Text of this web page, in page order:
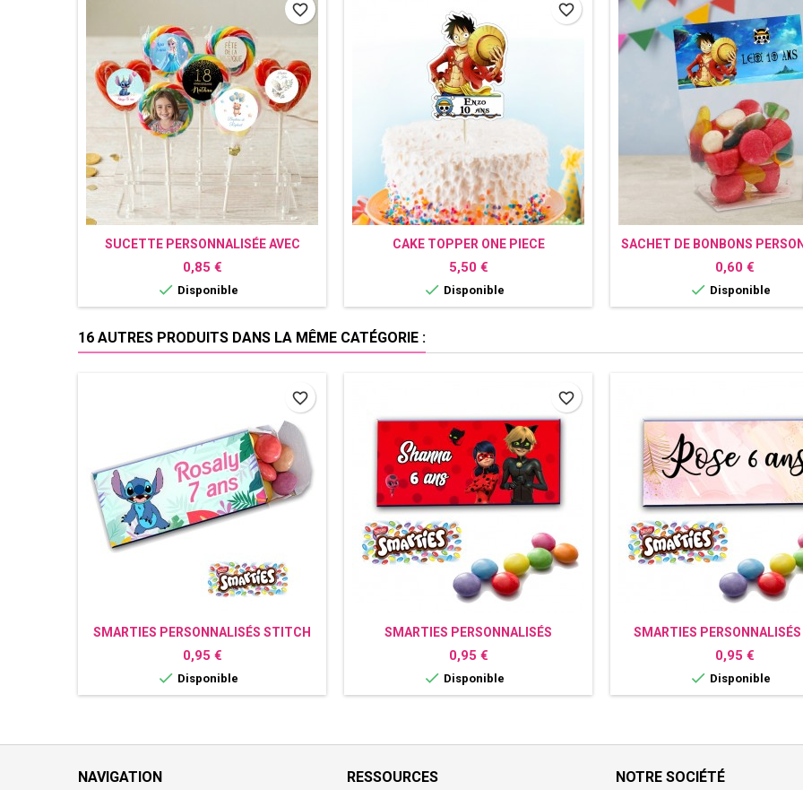
SUCETTE PERSONNALISÉE AVEC
PHOTO - BONBON POUR
ANNIVERSAIRE, MARIAGE & BAPTÊME
Prix
0,85 €
 Disponible
favorite_border
CAKE TOPPER ONE PIECE
PERSONNALISÉ
Prix
5,50 €
 Disponible
favorite_border
SACHET DE BONBONS
ONE PIECE
Prix
0,60 €
 Disponible
16 AUTRES PRODUITS DANS LA MÊME CATÉGORIE :
SMARTIES PERSONNALISÉS STITCH
Prix
0,95 €
 Disponible
favorite_border
SMARTIES PERSONNALISÉS
COCCINELLE
Prix
0,95 €
 Disponible
favorite_border
SMARTIES PERSONNALISÉS
TROPIQUE
Prix
0,95 €
 Disponible
NAVIGATION RESSOURCES NOTRE SOCIÉTÉ